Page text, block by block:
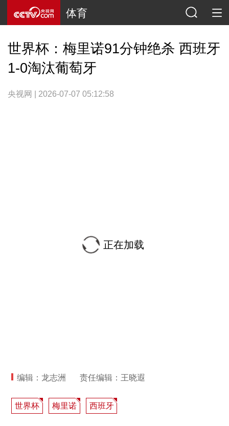
体育
世界杯：梅里诺91分钟绝杀 西班牙
1-0淘汰葡萄牙
央视网 | 2026-07-07 05:12:58
正在加载
编辑：龙志洲 责任编辑：王晓遐
世界杯 梅里诺 西班牙